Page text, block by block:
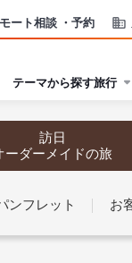
ート相談 ・予約
テーマから探す旅行
訪日
ーダーメイドの旅
ンフレット お